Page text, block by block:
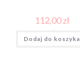
112,00zł
Dodaj do koszyka